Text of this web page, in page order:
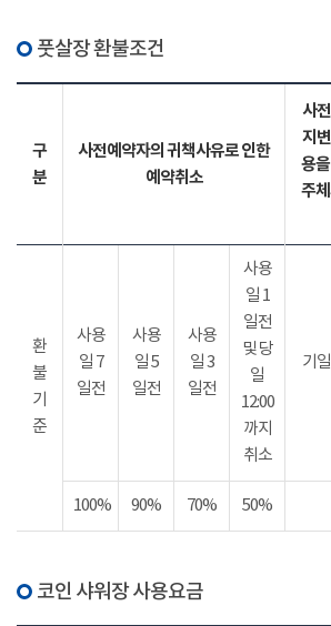
풋살장 환불조건
구
분
사전예약자의 귀책사유로 인한
예약취소
사
지
용
주
환
불
기
준
사용
일 7
일전
사용
일 5
일전
사용
일 3
일전
사용
일 1
일전
및 당
일
12:00
까지
취소
기
100% 90% 70% 50%
코인 샤워장 사용요금